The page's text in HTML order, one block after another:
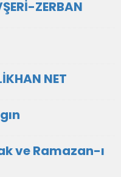
ZERBAN
NET
ve Ramazan-ı